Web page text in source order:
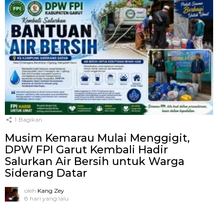
1 Bagikan
Musim Kemarau Mulai Menggigit,
DPW FPI Garut Kembali Hadir
Salurkan Air Bersih untuk Warga
Siderang Datar
oleh Kang Zey
8 hari yang lalu